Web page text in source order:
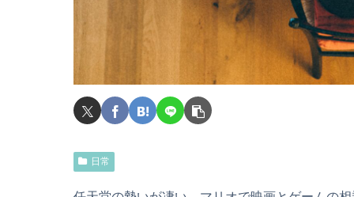
日常